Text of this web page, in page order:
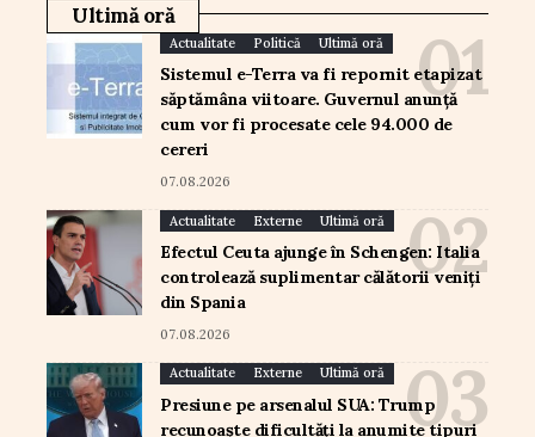
Ultimă oră
Actualitate Politică Ultimă oră
Sistemul e-Terra va fi repornit etapizat
săptămâna viitoare. Guvernul anunță
cum vor fi procesate cele 94.000 de
cereri
07.08.2026
Actualitate Externe Ultimă oră
Efectul Ceuta ajunge în Schengen: Italia
controlează suplimentar călătorii veniți
din Spania
07.08.2026
Actualitate Externe Ultimă oră
Presiune pe arsenalul SUA: Trump
recunoaște dificultăți la anumite tipuri